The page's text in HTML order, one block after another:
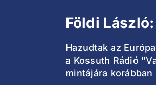
Földi
Hazudtak az
a Kossuth Rádió
mintájára